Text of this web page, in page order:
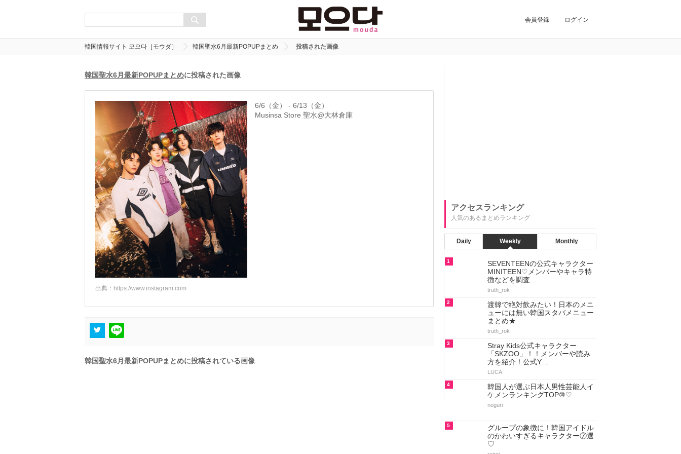
会員登録 ログイン
韓国情報サイト 모으다［モウダ］ 韓国聖水6月最新POPUPまとめ 投稿された画像
韓国聖水6月最新POPUPまとめに投稿された画像
6/6（金） - 6/13（金）
Musinsa Store 聖水@大林倉庫
出典： https://www.instagram.com
韓国聖水6月最新POPUPまとめに投稿されている画像
アクセスランキング
人気のあるまとめランキング
Daily Weekly Monthly
1
SEVENTEENの公式キャラクター
MINITEEN♡メンバーやキャラ特
徴などを調査…
truth_rok
2
渡韓で絶対飲みたい！日本のメニ
ューには無い韓国スタバメニュー
まとめ★
truth_rok
3
Stray Kids公式キャラクター
「SKZOO」！！メンバーや読み
方を紹介！公式Y…
LUCA
4
韓国人が選ぶ日本人男性芸能人イ
ケメンランキングTOP⑩♡
noguri
5
グループの象徴に！韓国アイドル
のかわいすぎるキャラクター⑦選
♡